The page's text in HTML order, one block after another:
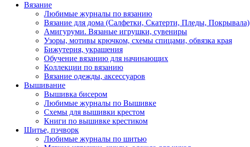
Вязание
Любимые журналы по вязанию
Вязание для дома (Салфетки, Скатерти, Пледы, Покрывала)
Амигуруми. Вязаные игрушки, сувениры
Узоры, мотивы крючком, схемы спицами, обвязка края
Бижутерия, украшения
Обучение вязанию для начинающих
Коллекции по вязанию
Вязание одежды, аксессуаров
Вышивание
Вышивка бисером
Любимые журналы по Вышивке
Схемы для вышивки крестом
Книги по вышивке крестиком
Шитье, пэчворк
Любимые журналы по шитью